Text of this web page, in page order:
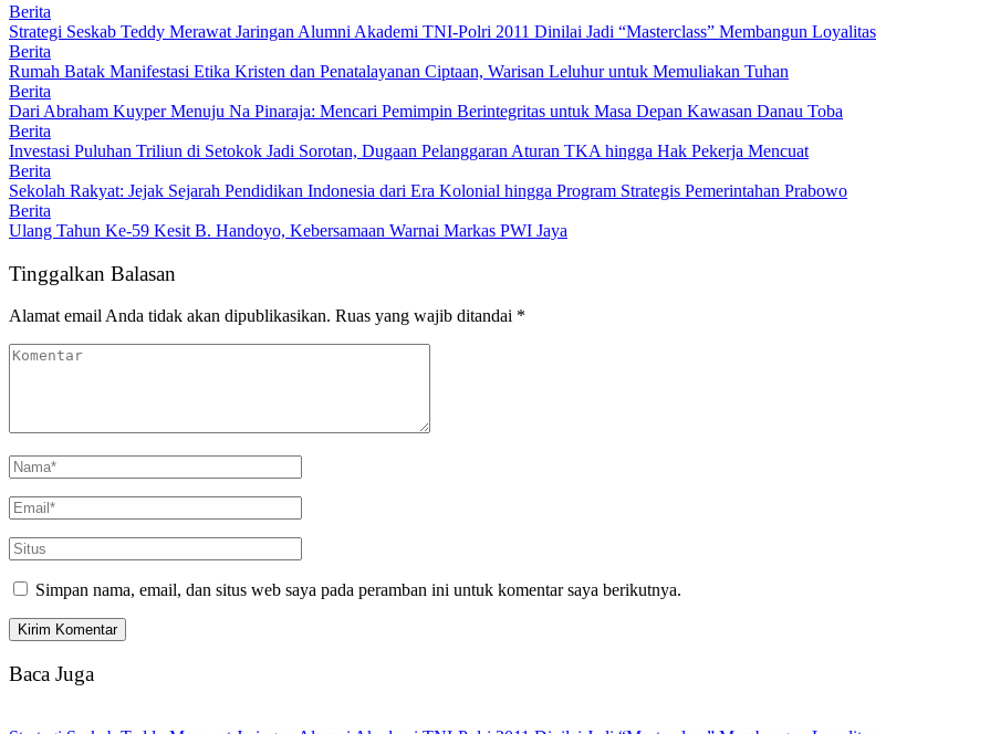
Berita
Strategi Seskab Teddy Merawat Jaringan Alumni Akademi TNI-Polri 2011 Dinilai Jadi “Masterclass” Membangun Loyalitas
Berita
Rumah Batak Manifestasi Etika Kristen dan Penatalayanan Ciptaan, Warisan Leluhur untuk Memuliakan Tuhan
Berita
Dari Abraham Kuyper Menuju Na Pinaraja: Mencari Pemimpin Berintegritas untuk Masa Depan Kawasan Danau Toba
Berita
Investasi Puluhan Triliun di Setokok Jadi Sorotan, Dugaan Pelanggaran Aturan TKA hingga Hak Pekerja Mencuat
Berita
Sekolah Rakyat: Jejak Sejarah Pendidikan Indonesia dari Era Kolonial hingga Program Strategis Pemerintahan Prabowo
Berita
Ulang Tahun Ke-59 Kesit B. Handoyo, Kebersamaan Warnai Markas PWI Jaya
Tinggalkan Balasan
Alamat email Anda tidak akan dipublikasikan. Ruas yang wajib ditandai *
Simpan nama, email, dan situs web saya pada peramban ini untuk komentar saya berikutnya.
Baca Juga